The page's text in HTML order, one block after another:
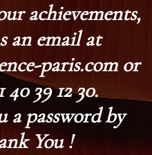
achievements,
an email at
paris.com or
40 39 12 30.
a password by
You !